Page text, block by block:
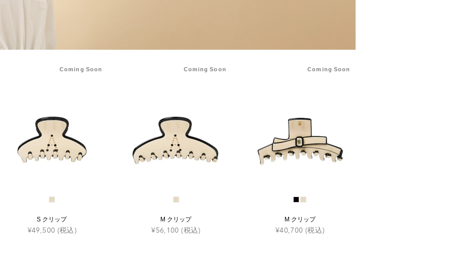
Coming Soon
S クリップ
¥49,500 (税込)
Coming Soon
M クリップ
¥56,100 (税込)
Coming Soon
M クリップ
¥40,700 (税込)